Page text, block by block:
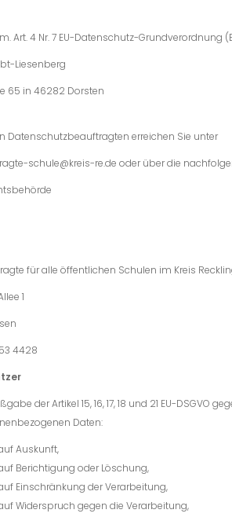
Art. 4 Nr. 7 EU-Datenschutz-Grundverordnung
Liesenberg
65 in 46282 Dorsten
Datenschutzbeauftragten erreichen Sie unter
schule@kreis-re.de oder über die
für alle öffentlichen Schulen im Kreis
1
4428
der Artikel 15, 16, 17, 18 und 21 EU-DSGVO
Daten:
Auskunft,
Berichtigung oder Löschung,
Einschränkung der Verarbeitung,
Widerspruch gegen die Verarbeitung,